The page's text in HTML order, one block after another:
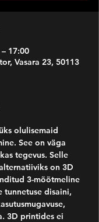
17:00
Vasara 23, 50113
olulisemaid
See on väga
tegevus. Selle
on 3D
3-mõõtmeline
tunnetuse disaini,
3D printides ei